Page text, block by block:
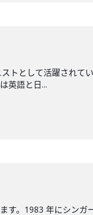
トとして活躍され
英語と日...
す。1983 年にシン